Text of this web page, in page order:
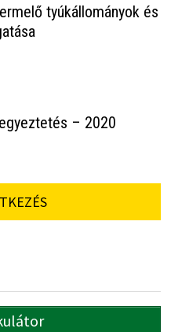
tyúkállományok és
– 2020